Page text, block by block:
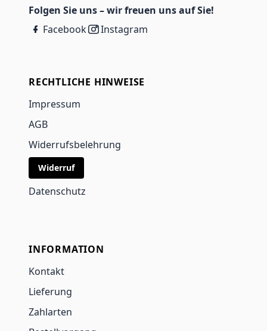
Folgen Sie uns – wir freuen uns auf Sie!
Facebook
Instagram
RECHTLICHE HINWEISE
Impressum
AGB
Widerrufsbelehrung
Widerruf
Datenschutz
INFORMATION
Kontakt
Lieferung
Zahlarten